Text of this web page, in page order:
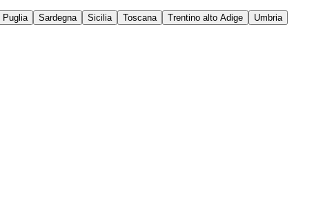
Puglia Sardegna Sicilia Toscana Trentino alto Adige
Umbria